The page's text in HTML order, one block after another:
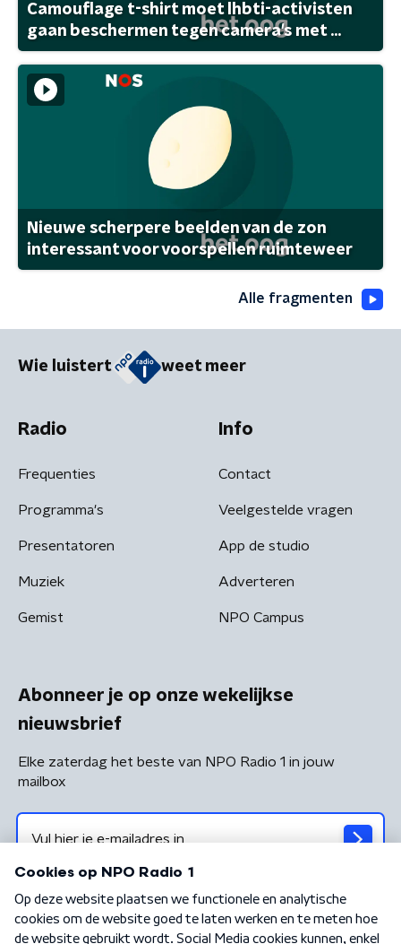
Camouflage t-shirt moet lhbti-activisten
gaan beschermen tegen camera's met ...
Nieuwe scherpere beelden van de zon
interessant voor voorspellen ruimteweer
Alle fragmenten
Wie luistert weet meer
Radio
Frequenties
Programma's
Presentatoren
Muziek
Gemist
Info
Contact
Veelgestelde vragen
App de studio
Adverteren
NPO Campus
Abonneer je op onze wekelijkse
nieuwsbrief
Elke zaterdag het beste van NPO Radio 1 in jouw
mailbox